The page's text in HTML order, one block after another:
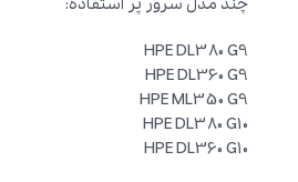
HPE DL380 G9
HPE DL360 G9
HPE ML350 G9
HPE DL380 G10
HPE DL360 G10